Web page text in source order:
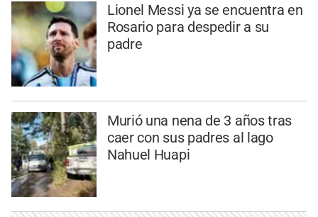
Lionel Messi ya se encuentra en
Rosario para despedir a su
padre
Murió una nena de 3 años tras
caer con sus padres al lago
Nahuel Huapi